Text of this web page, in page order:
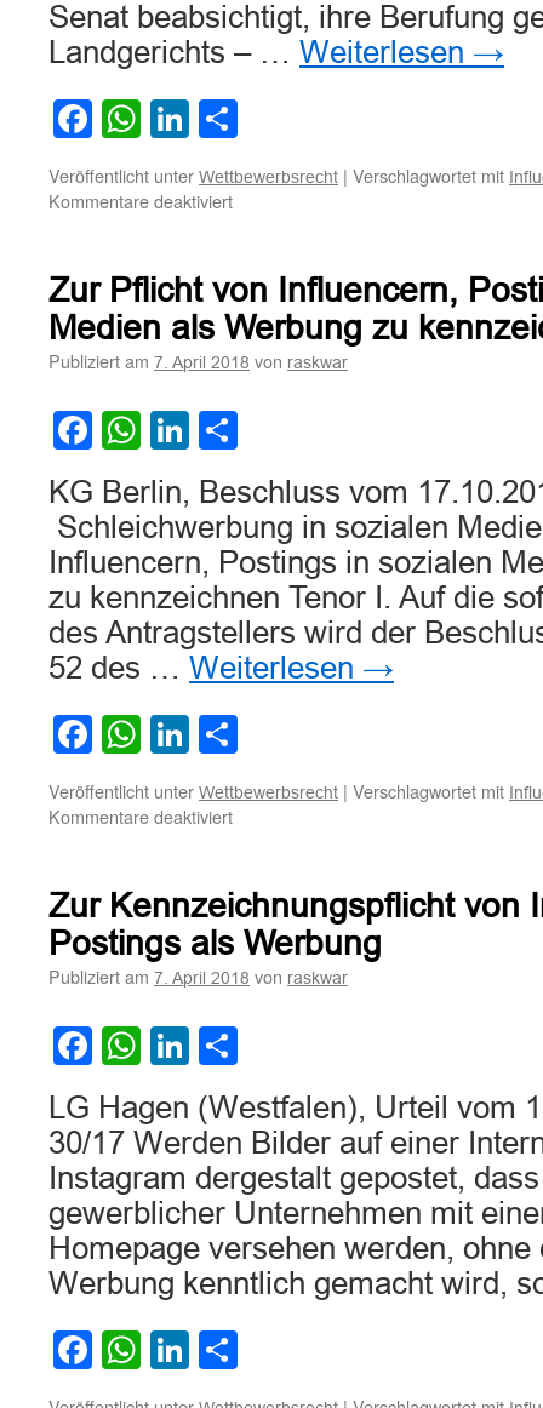
Senat beabsichtigt, ihre Berufung
Landgerichts – … Weiterlesen →
Facebook
WhatsApp
LinkedIn
Veröffentlicht unter Wettbewerbsrecht | Verschlagwortet mit
Kommentare deaktiviertfür
Schleichwerbung
durch
Posts
eines
Influencers
auf
Zur Pflicht von Influencern,
Medien als Werbung zu
Publiziert am 7. April 2018 von raskwar
Facebook
WhatsApp
LinkedIn
KG Berlin, Beschluss vom
Schleichwerbung in sozialen
Influencern, Postings in sozialen
zu kennzeichnen Tenor I. Auf die
des Antragstellers wird der
52 des … Weiterlesen →
Facebook
WhatsApp
LinkedIn
Veröffentlicht unter Wettbewerbsrecht | Verschlagwortet mit
Kommentare deaktiviertfür
von
Influencern,
Postings
in
sozialen
als
Werbung
kennzeichnen
Zur Kennzeichnungspflicht von
Postings als Werbung
Publiziert am 7. April 2018 von raskwar
Facebook
WhatsApp
LinkedIn
LG Hagen (Westfalen), Urteil vom
30/17 Werden Bilder auf einer
Instagram dergestalt gepostet,
gewerblicher Unternehmen mit
Homepage versehen werden,
Werbung kenntlich gemacht wird,
Facebook
WhatsApp
LinkedIn